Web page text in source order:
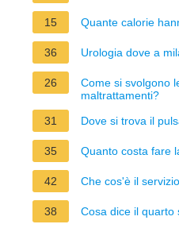
15 Quante calorie
36 Urologia dove a
26
Come si svolgono
maltrattamenti?
31
Dove si trova il
35 Quanto costa fare
42 Che cos'è il
38 Cosa dice il quarto